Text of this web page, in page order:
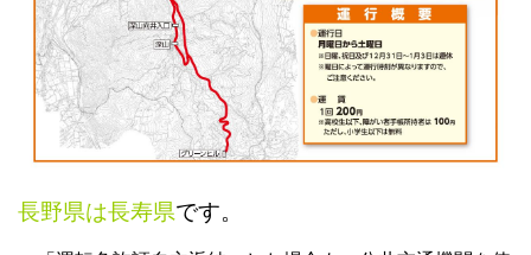
長野県は長寿県です。